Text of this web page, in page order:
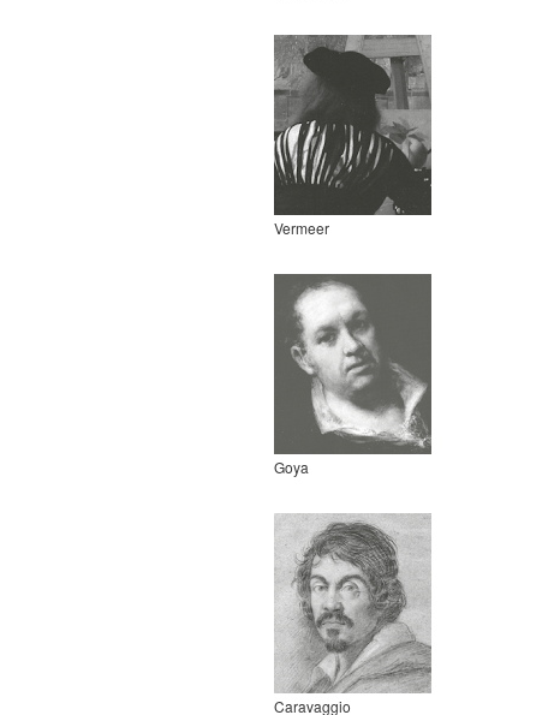
Vermeer
Goya
Caravaggio